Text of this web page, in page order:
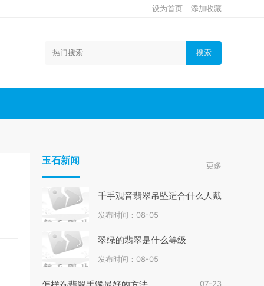
设为首页 添加收藏
搜索
玉石新闻 更多
千手观音翡翠吊坠适合什么人戴
发布时间：08-05
翠绿的翡翠是什么等级
发布时间：08-05
07-23